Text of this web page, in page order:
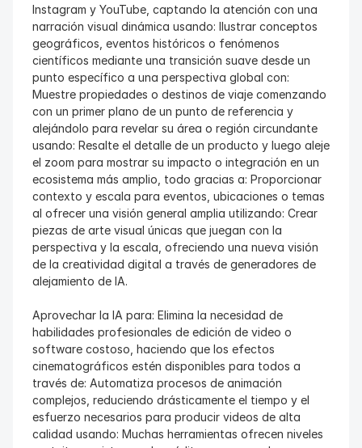
Instagram y YouTube, captando la atención con una
narración visual dinámica usando: Ilustrar conceptos
geográficos, eventos históricos o fenómenos
científicos mediante una transición suave desde un
punto específico a una perspectiva global con:
Muestre propiedades o destinos de viaje comenzando
con un primer plano de un punto de referencia y
alejándolo para revelar su área o región circundante
usando: Resalte el detalle de un producto y luego aleje
el zoom para mostrar su impacto o integración en un
ecosistema más amplio, todo gracias a: Proporcionar
contexto y escala para eventos, ubicaciones o temas
al ofrecer una visión general amplia utilizando: Crear
piezas de arte visual únicas que juegan con la
perspectiva y la escala, ofreciendo una nueva visión
de la creatividad digital a través de generadores de
alejamiento de IA.
Aprovechar la IA para: Elimina la necesidad de
habilidades profesionales de edición de video o
software costoso, haciendo que los efectos
cinematográficos estén disponibles para todos a
través de: Automatiza procesos de animación
complejos, reduciendo drásticamente el tiempo y el
esfuerzo necesarios para producir videos de alta
calidad usando: Muchas herramientas ofrecen niveles